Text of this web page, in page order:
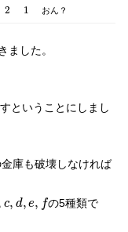
2
2 1
1 おん？
ました。
ということにしまし
金庫も破壊しなければ
c, d, e, f
c d, e,
の5種類で